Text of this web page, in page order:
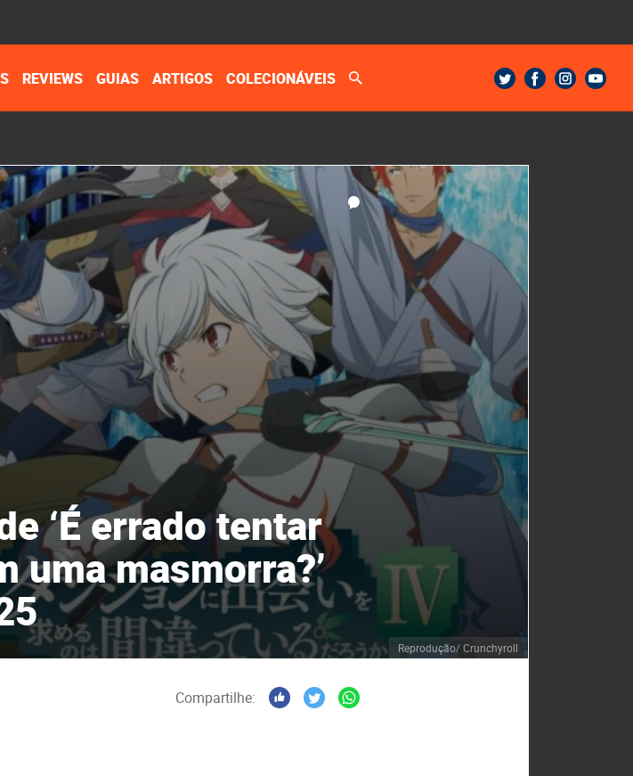
REVIEWS GUIAS ARTIGOS COLECIONÁVEIS
Reprodução/ Crunchyroll
‘É errado tentar
uma masmorra?’
Compartilhe: